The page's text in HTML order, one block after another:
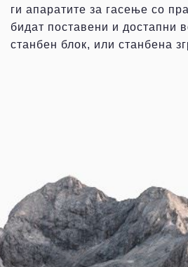
ги апаратите за гасење со
бидат поставени и достапни
станбен блок, или станбена